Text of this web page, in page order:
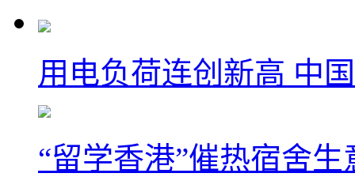
用电负荷连创新高 中
“留学香港”催热宿舍